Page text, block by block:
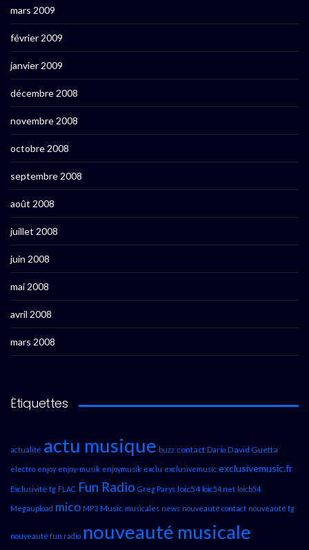
mars 2009
février 2009
janvier 2009
décembre 2008
novembre 2008
octobre 2008
septembre 2008
août 2008
juillet 2008
juin 2008
mai 2008
avril 2008
mars 2008
Étiquettes
actualité actu musique buzz contact Dario David Guetta
electro enjoy enjoy-musik enjoymusik exclu exclusivemusic exclusivemusic.fr
Exclusivité fg FLAC Fun Radio Greg Parys loic54 loic54.net loicb54
Megaupload mico MP3 Music musicales news nouveauté contact nouveauté fg
nouveauté fun radio nouveauté musicale